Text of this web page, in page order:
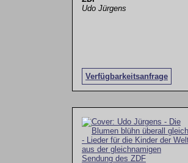
Udo Jürgens
Verfügbarkeitsanfrage